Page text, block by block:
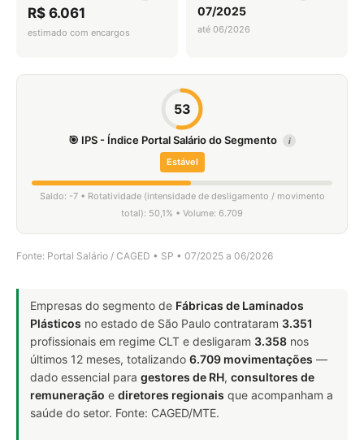
R$ 6.061
estimado com encargos
07/2025
até 06/2026
53
🎯 IPS - Índice Portal Salário do Segmento i
Estável
Saldo: -7 • Rotatividade (intensidade de desligamento / movimento
total): 50,1% • Volume: 6.709
Fonte: Portal Salário / CAGED • SP • 07/2025 a 06/2026
Empresas do segmento de Fábricas de Laminados
Plásticos no estado de São Paulo contrataram 3.351
profissionais em regime CLT e desligaram 3.358 nos
últimos 12 meses, totalizando 6.709 movimentações —
dado essencial para gestores de RH, consultores de
remuneração e diretores regionais que acompanham a
saúde do setor. Fonte: CAGED/MTE.